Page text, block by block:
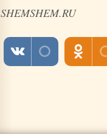
SHEMSHEM.RU